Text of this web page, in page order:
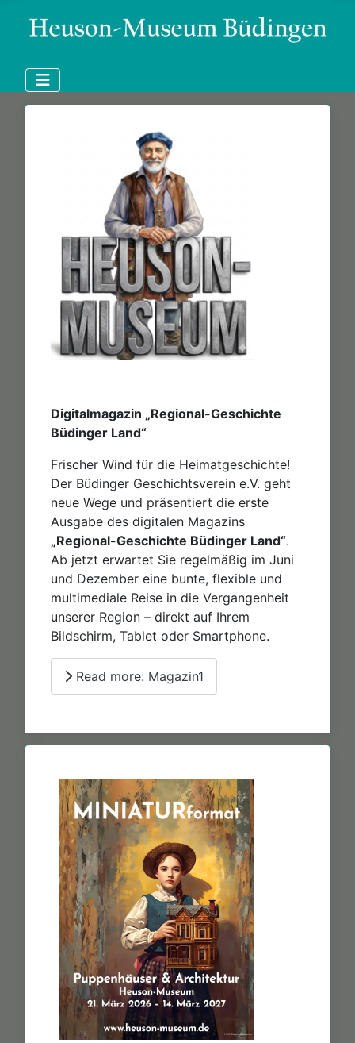
Digitalmagazin „Regional-Geschichte
Büdinger Land“
Frischer Wind für die Heimatgeschichte!
Der Büdinger Geschichtsverein e.V. geht
neue Wege und präsentiert die erste
Ausgabe des digitalen Magazins
„Regional-Geschichte Büdinger Land“.
Ab jetzt erwartet Sie regelmäßig im Juni
und Dezember eine bunte, flexible und
multimediale Reise in die Vergangenheit
unserer Region – direkt auf Ihrem
Bildschirm, Tablet oder Smartphone.
Read more: Magazin1